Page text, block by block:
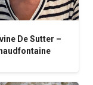
De Sutter –